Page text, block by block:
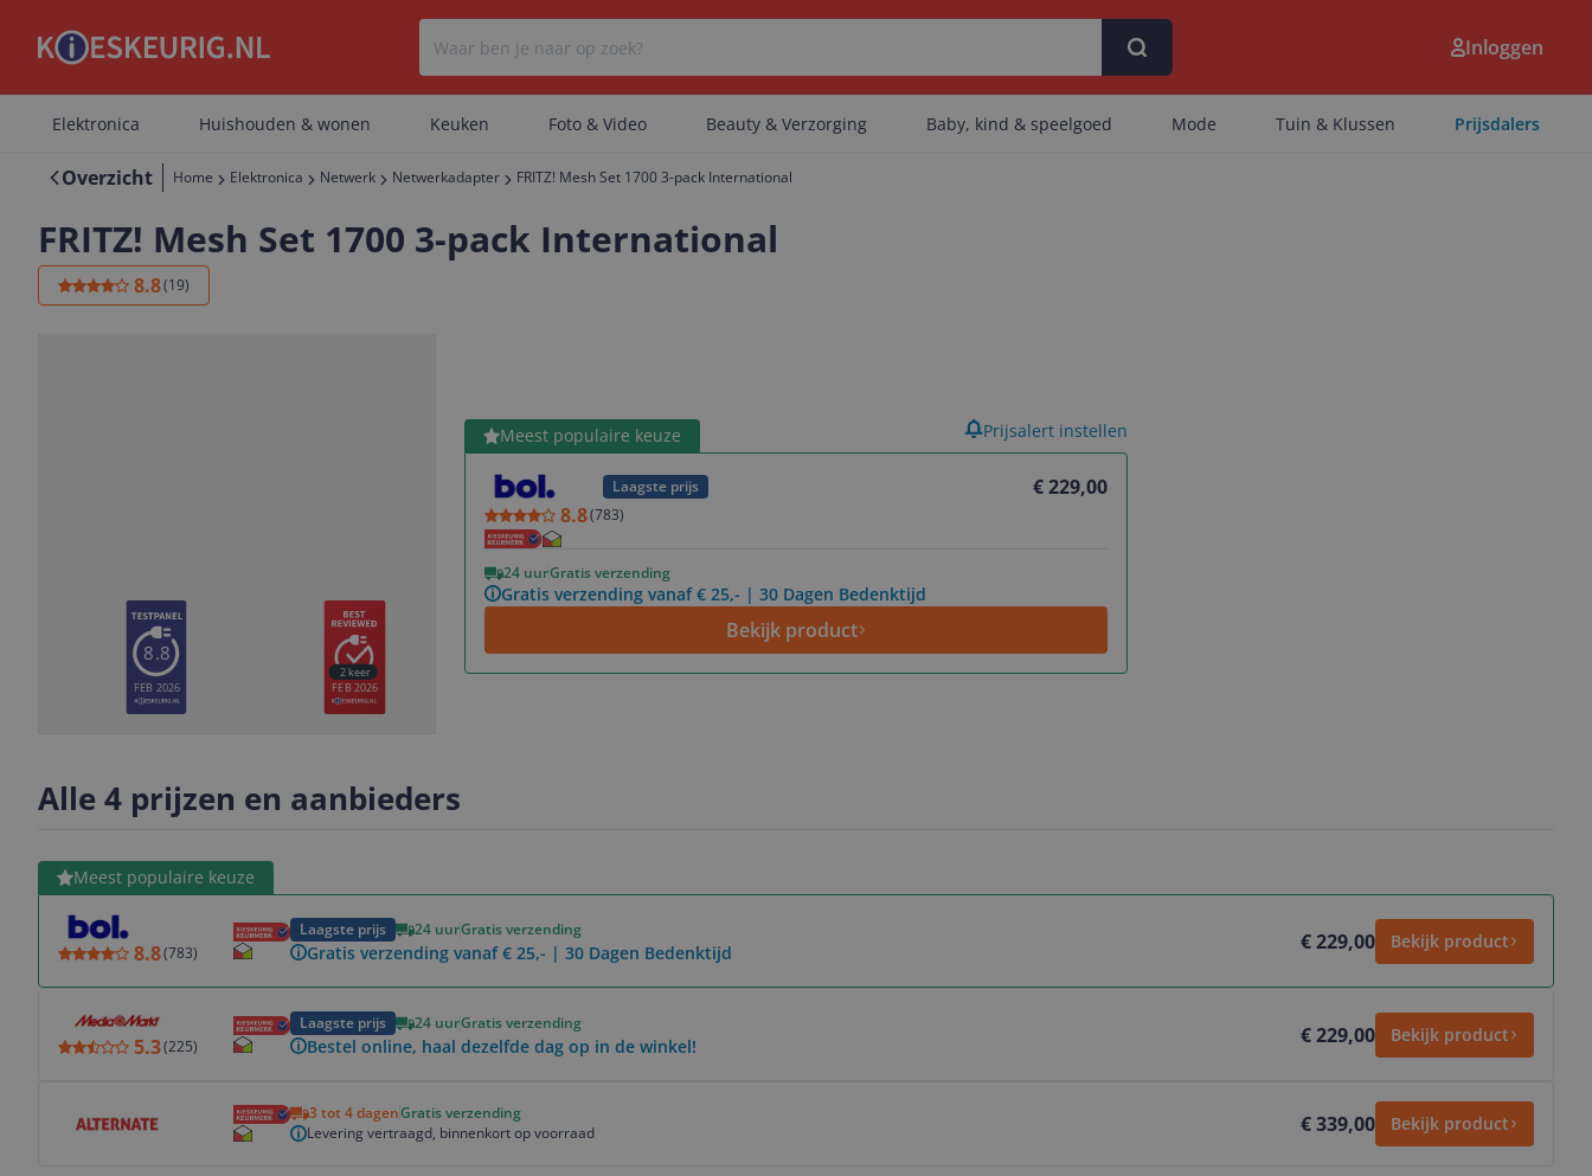
Er zijn geen categorieën gevonden.
Inloggen
Elektronica Huishouden & wonen Keuken Foto & Video Beauty & Verzorging Baby, kind & speelgoed Mode Tuin & Klussen Prijsdalers
Overzicht Home Elektronica Netwerk Netwerkadapter FRITZ! Mesh Set 1700 3-pack International
FRITZ! Mesh Set 1700 3-pack International
8.8(19)
8.8
FEB 2026 FEB 2026
2keer
Meest populaire keuze
Laagste prijs
€ 229,00
8.8(783)
24 uurGratis verzending
Gratis verzending vanaf € 25,- | 30 Dagen Bedenktijd
Bekijk product
Bekijk product Prijsalert instellen
Alle 4 prijzen en aanbieders
Meest populaire keuze
8.8(783)
Laagste prijs 24 uurGratis verzending
Gratis verzending vanaf € 25,- | 30 Dagen Bedenktijd € 229,00 Bekijk product
Bekijk product
5.3(225)
Laagste prijs 24 uurGratis verzending
Bestel online, haal dezelfde dag op in de winkel! € 229,00 Bekijk product
3 tot 4 dagenGratis verzending
Levering vertraagd, binnenkort op voorraad
€ 339,00 Bekijk product